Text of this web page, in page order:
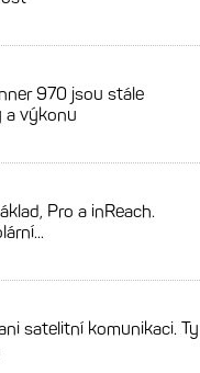
zda je váš
se nachází
hranici
za devět